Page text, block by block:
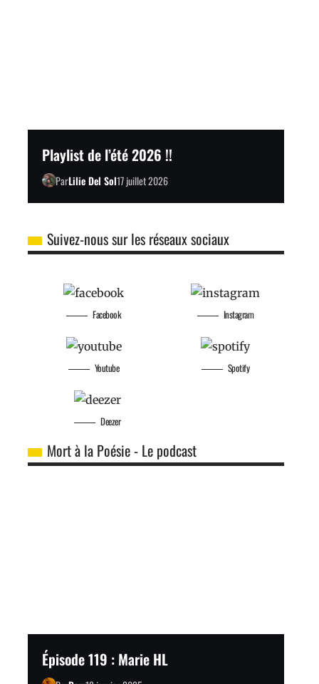
Playlist de l’été 2026 !!
ParLilie Del Sol17 juillet 2026
Suivez-nous sur les réseaux sociaux
Facebook
Youtube
Instagram
Spotify
Deezer
Mort à la Poésie - Le podcast
Épisode 119 : Marie HL